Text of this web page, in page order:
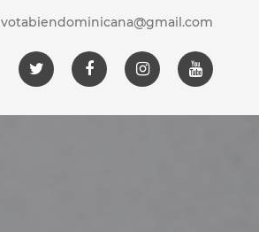
votabiendominicana@gmail.com